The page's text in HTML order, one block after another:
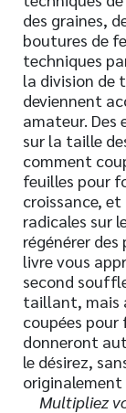
des graines,
boutures de
techniques
la division de
deviennent
amateur. Des
sur la taille
comment
feuilles pour
croissance,
radicales sur
régénérer
livre vous
second
taillant, mais
coupées pour
donneront
le désirez,
Multipliez